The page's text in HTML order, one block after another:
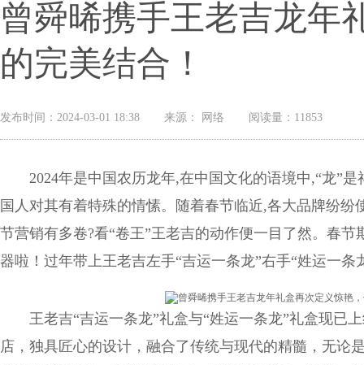
曾舜晞携手王老吉龙年
的完美结合！
发布时间：2024-03-01 18:38 来源： 网络 阅读量：11853
2024年是中国农历龙年,在中国文化的语境中,“龙”
国人对其有着特殊的情愫。随着春节临近,各大品牌纷
节营销有多卷?看“卷王”王老吉的动作便一目了然。春
器啦！过年带上王老吉左手“吉运一条龙”右手“姓运一条
王老吉“吉运一条龙”礼盒与“姓运一条龙”礼盒现已
店，独具匠心的设计，融合了传统与现代的精髓，无论